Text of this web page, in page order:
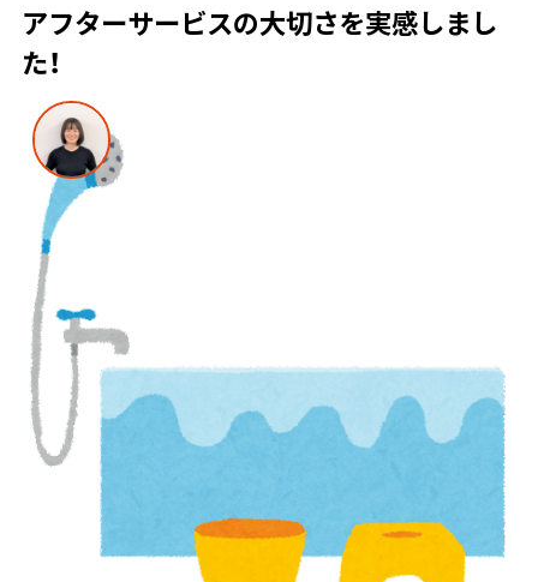
アフターサービスの大切さを実感しまし
た！